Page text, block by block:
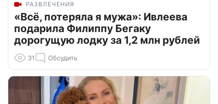
РАЗВЛЕЧЕНИЯ
«Всё, потеряла я мужа»: Ивлеева
подарила Филиппу Бегаку
дорогущую лодку за 1,2 млн рублей
31 Обсудить